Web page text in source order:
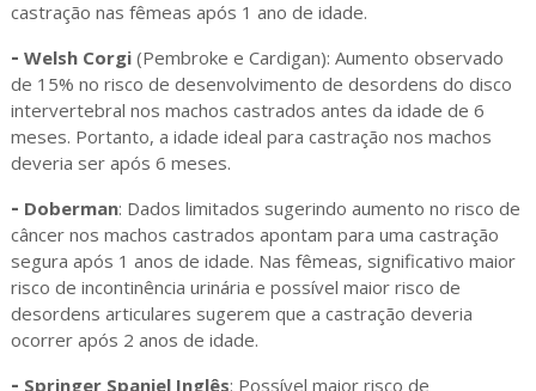
castração nas fêmeas após 1 ano de idade.
- Welsh Corgi(Pembroke e Cardigan): Aumento observado
de 15% no risco de desenvolvimento de desordens do disco
intervertebral nos machos castrados antes da idade de 6
meses. Portanto, a idade ideal para castração nos machos
deveria ser após 6 meses.
- Doberman: Dados limitados sugerindo aumento no risco de
câncer nos machos castrados apontam para uma castração
segura após 1 anos de idade. Nas fêmeas, significativo maior
risco de incontinência urinária e possível maior risco de
desordens articulares sugerem que a castração deveria
ocorrer após 2 anos de idade.
- Springer Spaniel Inglês: Possível maior risco de